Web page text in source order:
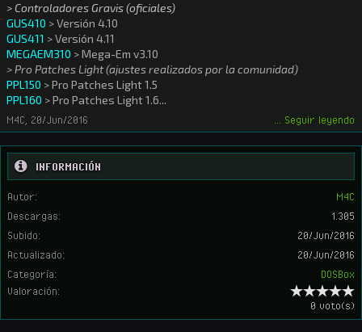
> Controladores Gravis (oficiales)
GUS410 > Versión 4.10
GUS411 > Versión 4.11
MEGAEM310 > Mega-Em v3.10
> Pro Patches Light (ajustes realizados por la comunidad)
PPL150 > Pro Patches Light 1.5
PPL160 > Pro Patches Light 1.6...
M4C 20/Jun/2016 ... Seguir leyendo
INFORMACIÓN
Autor:
M4C
Descargas:
1.305
Subido:
20/Jun/2016
Actualizado:
20/Jun/2016
Categoría:
DOSBox
Valoración:
0 voto(s)